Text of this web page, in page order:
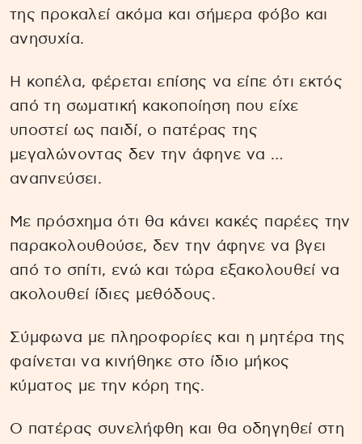
της προκαλεί ακόμα και σήμερα φόβο και
ανησυχία.
Η κοπέλα, φέρεται επίσης να είπε ότι εκτός
από τη σωματική κακοποίηση που είχε
υποστεί ως παιδί, ο πατέρας της
μεγαλώνοντας δεν την άφηνε να …
αναπνεύσει.
Με πρόσχημα ότι θα κάνει κακές παρέες την
παρακολουθούσε, δεν την άφηνε να βγει
από το σπίτι, ενώ και τώρα εξακολουθεί να
ακολουθεί ίδιες μεθόδους.
Σύμφωνα με πληροφορίες και η μητέρα της
φαίνεται να κινήθηκε στο ίδιο μήκος
κύματος με την κόρη της.
Ο πατέρας συνελήφθη και θα οδηγηθεί στη